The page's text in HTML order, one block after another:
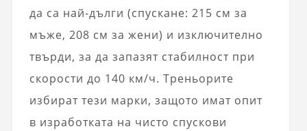
да са най-дълги (спускане: 215 см за
мъже, 208 см за жени) и изключително
твърди, за да запазят стабилност при
скорости до 140 км/ч. Треньорите
избират тези марки, защото имат опит
в изработката на чисто спускови